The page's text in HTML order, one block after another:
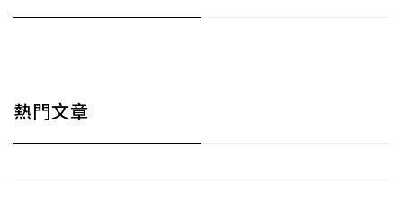
熱門文章